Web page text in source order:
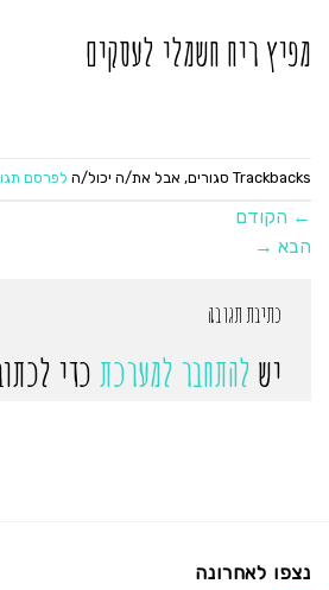
מפיץ ריח חשמלי לעסקים
Trackbacks סגורים, אבל את/ה יכול/ה לפרסם
← הקודם
הבא →
כתיבת תגובה
יש להתחבר למערכת כדי
נצפו לאחרונה